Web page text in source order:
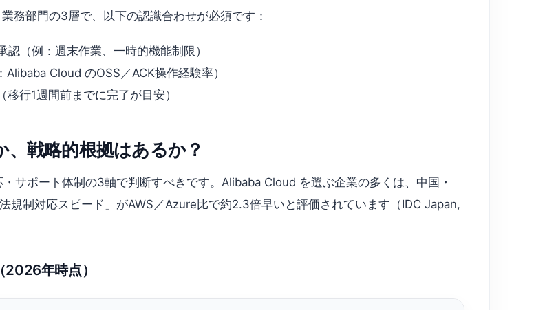
務部門の3層で、以下の認識合わせが必須です：
（例：週末作業、一時的機能制限）
Cloud のOSS／ACK操作経験率）
行1週間前までに完了が目安）
戦略的根拠はあるか？
サポート体制の3軸で判断すべきです。Alibaba Cloud を選ぶ企業の多くは、中国・
規制対応スピード」がAWS／Azure比で約2.3倍早いと評価されています（IDC Japan,
年時点）